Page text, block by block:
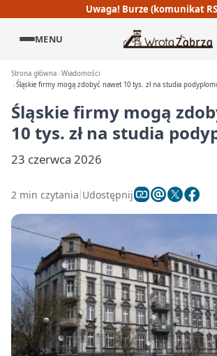
Uwaga! Burze (komunikat
MENU
Strona główna Wiadomości
Śląskie firmy mogą zdobyć nawet 10 tys. zł na studia
Śląskie firmy mogą
10 tys. zł na studia
23 czerwca 2026
2 min czytania Udostępnij